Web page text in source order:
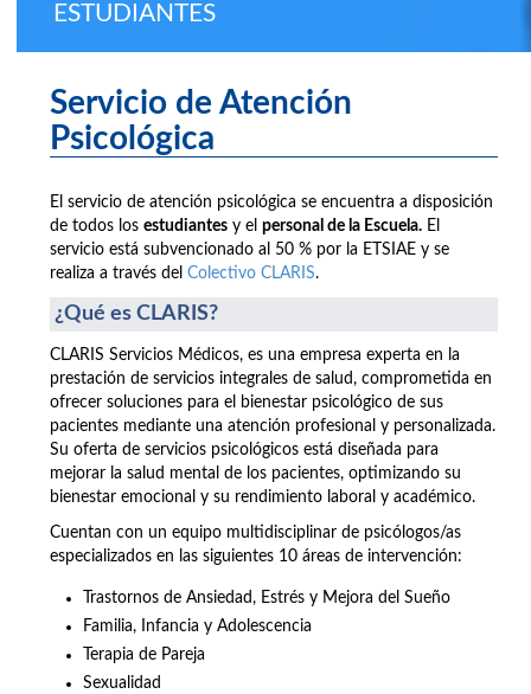
ESTUDIANTES
Servicio de Atención
Psicológica
El servicio de atención psicológica se encuentra a disposición
de todos los estudiantes y el personal de la Escuela. El
servicio está subvencionado al 50 % por la ETSIAE y se
realiza a través del Colectivo CLARIS.
¿Qué es CLARIS?
CLARIS Servicios Médicos, es una empresa experta en la
prestación de servicios integrales de salud, comprometida en
ofrecer soluciones para el bienestar psicológico de sus
pacientes mediante una atención profesional y personalizada.
Su oferta de servicios psicológicos está diseñada para
mejorar la salud mental de los pacientes, optimizando su
bienestar emocional y su rendimiento laboral y académico.
Cuentan con un equipo multidisciplinar de psicólogos/as
especializados en las siguientes 10 áreas de intervención:
Trastornos de Ansiedad, Estrés y Mejora del Sueño
Familia, Infancia y Adolescencia
Terapia de Pareja
Sexualidad